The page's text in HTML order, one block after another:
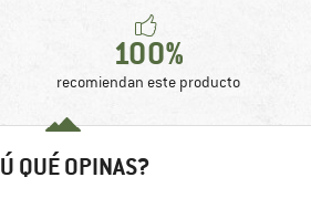
100%
recomiendan este producto
QUÉ OPINAS?